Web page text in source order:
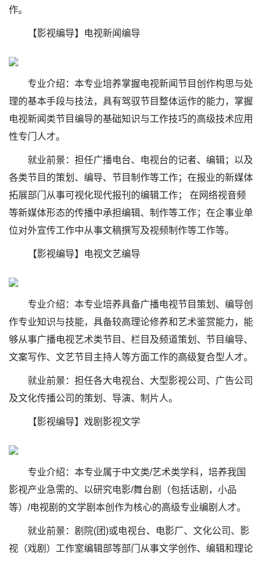
作。
【影视编导】电视新闻编导
专业介绍：本专业培养掌握电视新闻节目创作构思与处
理的基本手段与技法，具有驾驭节目整体运作的能力，掌握
电视新闻类节目编导的基础知识与工作技巧的高级技术应用
性专门人才。
就业前景：担任广播电台、电视台的记者、编辑；以及
各类节目的策划、编导、节目制作等工作；在报业的新媒体
拓展部门从事可视化现代报刊的编辑工作； 在网络视音频
等新媒体形态的传播中承担编辑、制作等工作；在企事业单
位对外宣传工作中从事文稿撰写及视频制作等工作等。
【影视编导】电视文艺编导
专业介绍：本专业培养具备广播电视节目策划、编导创
作专业知识与技能，具备较高理论修养和艺术鉴赏能力，能
够从事广播电视艺术类节目、栏目及频道策划、节目编导、
文案写作、文艺节目主持人等方面工作的高级复合型人才。
就业前景：担任各大电视台、大型影视公司、广告公司
及文化传播公司的策划、导演、制片人。
【影视编导】戏剧影视文学
专业介绍：本专业属于中文类/艺术类学科，培养我国
影视产业急需的、以研究电影/舞台剧（包括话剧，小品
等）/电视剧的文学剧本创作为核心的高级专业编剧人才。
就业前景：剧院(团)或电视台、电影厂、文化公司、影
视（戏剧）工作室编辑部等部门从事文学创作、编辑和理论